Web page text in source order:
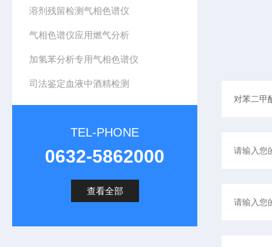
溶剂残留检测气相色谱仪
气相色谱仪应用燃气分析
加氢苯分析专用气相色谱仪
司法鉴定血液中酒精检测
TEL-PHONE
0632-5862000
查看全部